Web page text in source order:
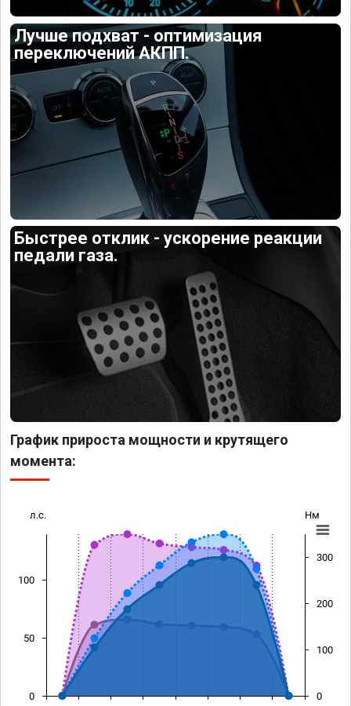
Лучше подхват - оптимизация
переключений АКПП.
Быстрее отклик - ускорение реакции
педали газа.
График прироста мощности и крутящего
момента:
л.с. Нм
0
50
100
0
100
200
300